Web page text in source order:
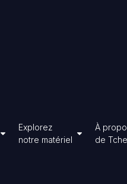
Ouvrir Boostez
votre marketing
Explorez
notre matériel
Ouvrir
notre
À
de